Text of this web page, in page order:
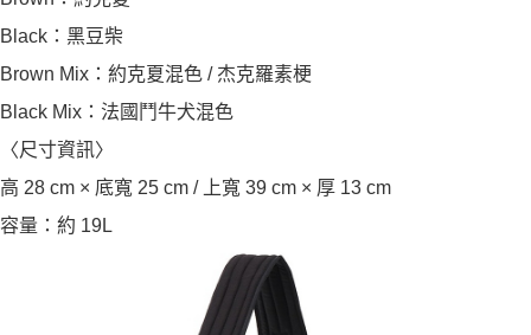
Black：黑豆柴
Brown Mix：約克夏混色 / 杰克羅素梗
Black Mix：法國鬥牛犬混色
〈尺寸資訊〉
高 28 cm × 底寬 25 cm / 上寬 39 cm × 厚 13 cm
容量：約 19L